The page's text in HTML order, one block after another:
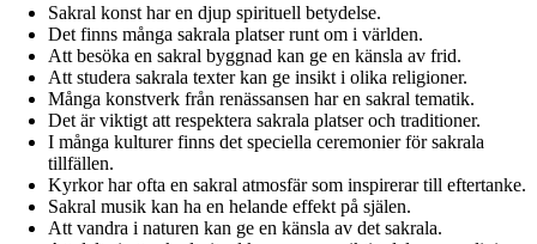
Sakral konst har en djup spirituell betydelse.
Det finns många sakrala platser runt om i världen.
Att besöka en sakral byggnad kan ge en känsla av frid.
Att studera sakrala texter kan ge insikt i olika religioner.
Många konstverk från renässansen har en sakral tematik.
Det är viktigt att respektera sakrala platser och traditioner.
I många kulturer finns det speciella ceremonier för sakrala
tillfällen.
Kyrkor har ofta en sakral atmosfär som inspirerar till eftertanke.
Sakral musik kan ha en helande effekt på själen.
Att vandra i naturen kan ge en känsla av det sakrala.